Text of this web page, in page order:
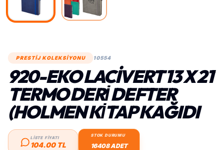
PRESTİJ KOLEKSİYONU 10554
920-EKO LACIVERT 13 X 21
TERMO DERİ DEFTER
(HOLMEN KİTAP KAĞIDI
LİSTE FİYATI
104.00 TL
STOK DURUMU
16408 ADET